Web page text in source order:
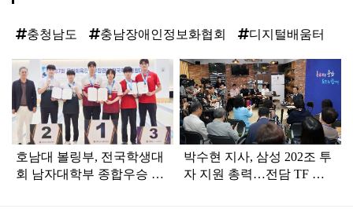
충청남도 충남장애인정보화협회 디지털배움터
탑
라
인
호남대 볼링부, 전국학생대
회 남자대학부 종합우승 쾌
박수현 지사, 삼성 202조 투
자 지원 총력…전담 TF 가